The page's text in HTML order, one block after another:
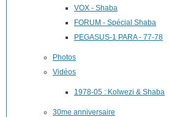
VOX - Shaba
FORUM - Spécial Shaba
PEGASUS-1 PARA - 77-78
Photos
Vidéos
1978-05 : Kolwezi & Shaba
30me anniversaire